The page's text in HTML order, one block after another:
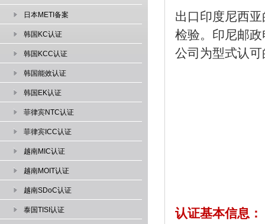
日本METI备案
韩国KC认证
韩国KCC认证
韩国能效认证
韩国EK认证
菲律宾NTC认证
菲律宾ICC认证
越南MIC认证
越南MOIT认证
越南SDoC认证
泰国TISI认证
出口印度尼西
检验。印尼邮
公司为型式认
认证基本信息：